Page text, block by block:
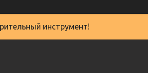
инструмент!